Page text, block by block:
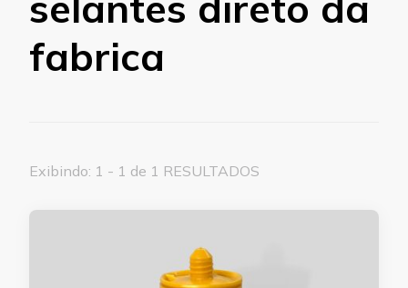
fabrica
Exibindo: 1 - 1 de 1 RESULTADOS